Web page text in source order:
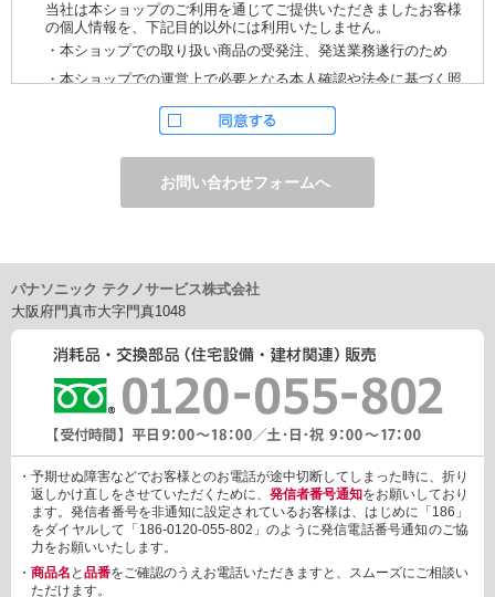
当社は本ショップのご利用を通じてご提供いただきましたお客様
の個人情報を、下記目的以外には利用いたしません。
・本ショップでの取り扱い商品の受発注、発送業務遂行のため
・本ショップでの運営上で必要となる本人確認や法令に基づく照
ただし、お申し込みフォーム上でご希望の方のみに、下記サービ
・電子メール、ダイレクトメールなどによる情報のご提供
（1）ご提供情報の分野
・住宅関連設備・建材、家電製品、住まいづくり(新築・リフォー
車載関連商品など
（2）ご提供情報の概要
・商品、サービスに関するご提案
・商品サポート、メンテナンスに関するご提案
・キャンペーン、フェアー、イベントに関する情報ご提供
・アンケート、商品モニターに関する情報ご提供など
3. 個人情報の提供
あらかじめご本人様からご了解いただいている場合や法令で認め
られている場合を除き、個人情報を第三者に提供または開示いた
しません。
しかしながら、お客様がクレジットカード決済をご利用される場
合に限り、カード発行会社が行なう不正利用検知・防止「3Dセキ
ュア2.0」のために、お客様が利用するカード発行会社及び、決済
代行会社：GMOペイメントゲートウェイ（第三者）に、下記の情
報を開示し、本人認証を行います。
・金額など、決済に関する情報
パナソニック テクノサービス株式会社
大阪府門真市大字門真1048
・予期せぬ障害などでお客様とのお電話が途中切断してしまった時に、折り
返しかけ直しをさせていただくために、 発信者番号通知をお願いしており
ます。発信者番号を非通知に設定されているお客様は、はじめに「186」
をダイヤルして「186-0120-055-802」のように発信電話番号通知のご協
力をお願いいたします。
・ 商品名 と 品番をご確認のうえお電話いただきますと、スムーズにご相談い
ただけます。